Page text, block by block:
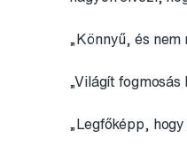
„Könnyű, és nem
„Világít fogmosás
„Legfőképp,